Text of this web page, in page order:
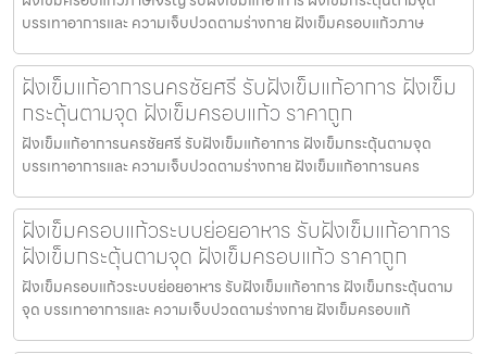
บรรเทาอาการและ ความเจ็บปวดตามร่างกาย ฝังเข็มครอบแก้วภาษ
ฝังเข็มแก้อาการนครชัยศรี รับฝังเข็มแก้อาการ ฝังเข็ม
กระตุ้นตามจุด ฝังเข็มครอบแก้ว ราคาถูก
ฝังเข็มแก้อาการนครชัยศรี รับฝังเข็มแก้อาการ ฝังเข็มกระตุ้นตามจุด
บรรเทาอาการและ ความเจ็บปวดตามร่างกาย ฝังเข็มแก้อาการนคร
ฝังเข็มครอบแก้วระบบย่อยอาหาร รับฝังเข็มแก้อาการ
ฝังเข็มกระตุ้นตามจุด ฝังเข็มครอบแก้ว ราคาถูก
ฝังเข็มครอบแก้วระบบย่อยอาหาร รับฝังเข็มแก้อาการ ฝังเข็มกระตุ้นตาม
จุด บรรเทาอาการและ ความเจ็บปวดตามร่างกาย ฝังเข็มครอบแก้